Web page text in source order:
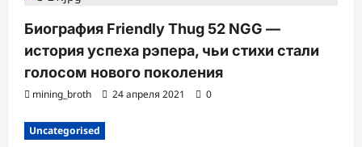
Биография Friendly Thug 52 NGG —
история успеха рэпера, чьи стихи стали
голосом нового поколения
mining_broth 24 апреля 2021 0
Uncategorised